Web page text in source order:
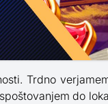
Trdno
do